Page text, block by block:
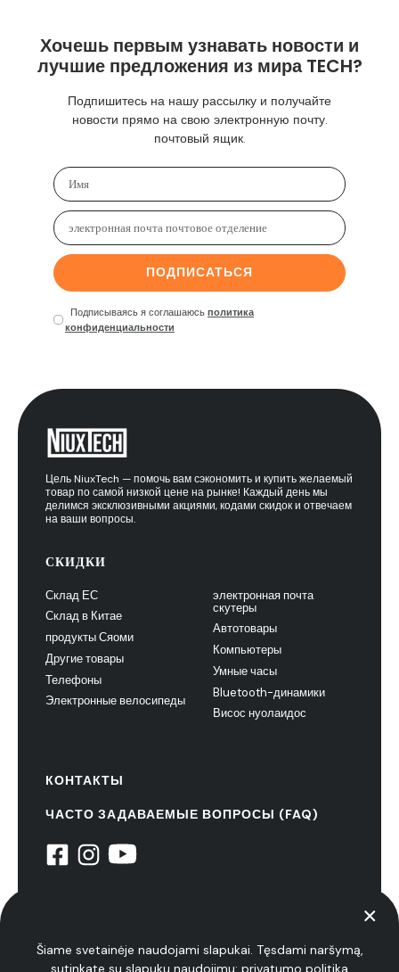
Хочешь первым узнавать новости и
лучшие предложения из мира TECH?
Подпишитесь на нашу рассылку и получайте
новости прямо на свою электронную почту.
почтовый ящик.
ПОДПИСАТЬСЯ
Подписываясь я соглашаюсь политика
конфиденциальности
Цель NiuxTech — помочь вам сэкономить и купить желаемый
товар по самой низкой цене на рынке! Каждый день мы
делимся эксклюзивными акциями, кодами скидок и отвечаем
на ваши вопросы.
СКИДКИ
Склад ЕС
Склад в Китае
продукты Сяоми
Другие товары
Телефоны
Электронные велосипеды
электронная почта
скутеры
Автотовары
Компьютеры
Умные часы
Bluetooth-динамики
Висос нуолаидос
КОНТАКТЫ
ЧАСТО ЗАДАВАЕМЫЕ ВОПРОСЫ (FAQ)
Šiame svetainėje naudojami slapukai. Tęsdami naršymą,
sutinkate su slapukų naudojimu: privatumo politika